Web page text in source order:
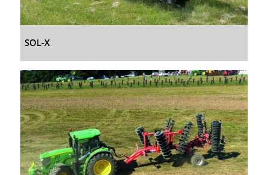
SOL-X